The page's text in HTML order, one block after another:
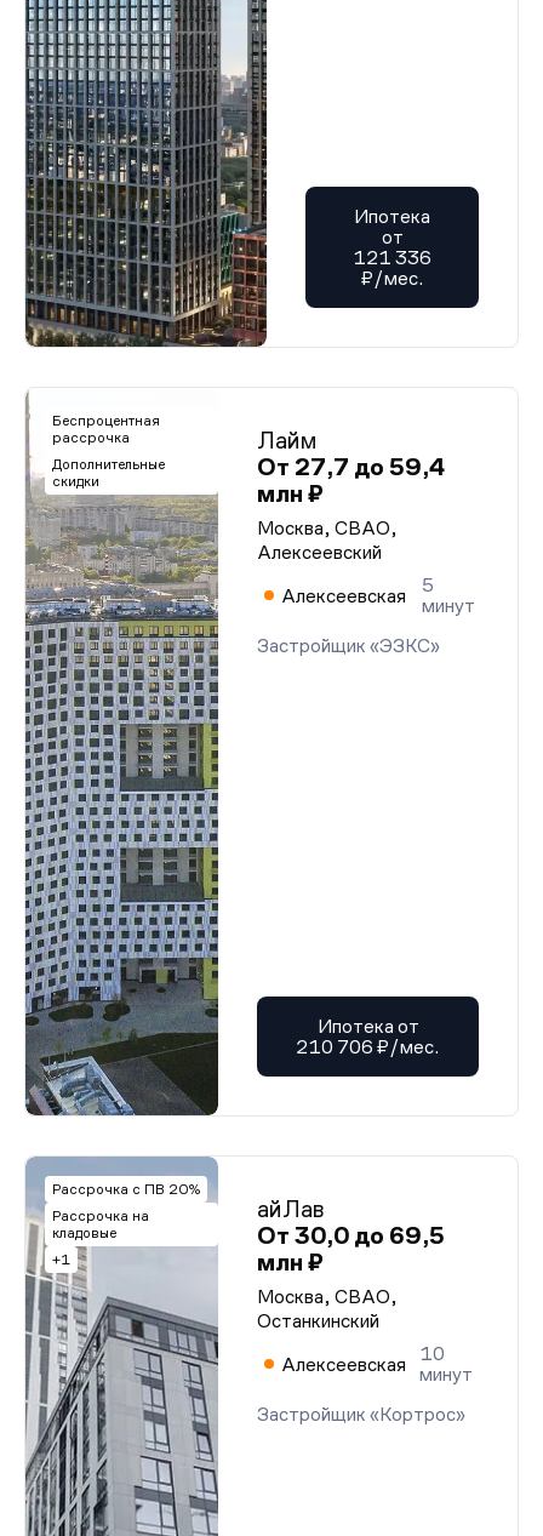
Ипотека
от
121 336
₽/мес.
Беспроцентная
рассрочка
Дополнительные
скидки
Лайм
От 27,7 до 59,4
млн ₽
Москва, СВАО,
Алексеевский
Алексеевская
5
минут
Застройщик «ЭЗКС»
Ипотека от
210 706 ₽/мес.
Рассрочка с ПВ 20%
Рассрочка на
кладовые
+1
айЛав
От 30,0 до 69,5
млн ₽
Москва, СВАО,
Останкинский
Алексеевская
10
минут
Застройщик «Кортрос»